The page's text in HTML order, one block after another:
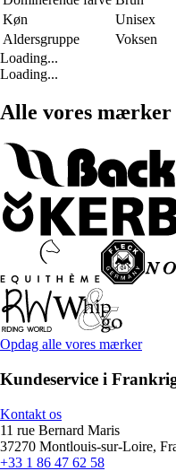
Køn
Unisex
Aldersgruppe
Voksen
Loading...
Loading...
Alle vores mærker
Opdag alle vores mærker
Kundeservice i
Kontakt os
11 rue Bernard Maris
37270 Montlouis-sur-Loire,
+33 1 86 47 62 58